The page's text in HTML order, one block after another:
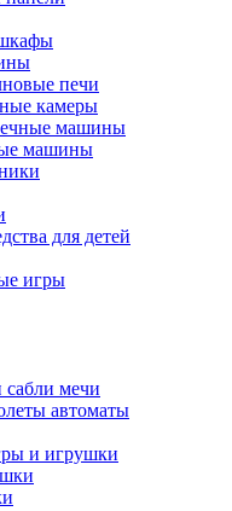
печи
камеры
машины
машины
для детей
игры
мечи
автоматы
и игрушки